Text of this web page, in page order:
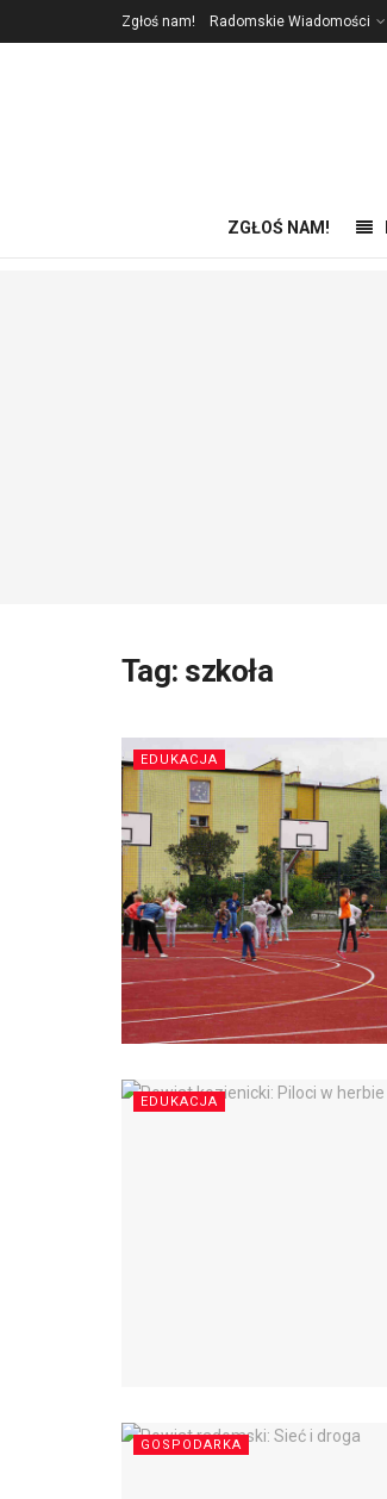
Zgłoś nam! Radomskie Wiadomości
ZGŁOŚ NAM!
Tag: szkoła
EDUKACJA
EDUKACJA
GOSPODARKA